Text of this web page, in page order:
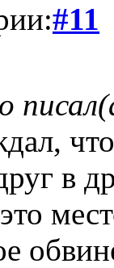
#11
в